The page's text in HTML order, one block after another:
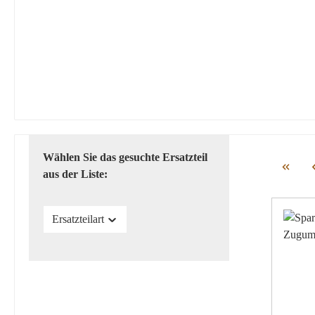
Wählen Sie das gesuchte Ersatzteil
aus der Liste:
Ersatzteilart